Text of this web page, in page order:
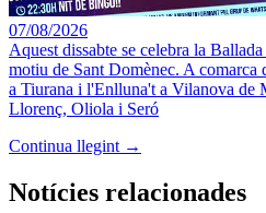
07/08/2026
Aquest dissabte se celebra la
motiu de Sant Domènec. A comarca
a Tiurana i l'Enlluna't a Vilanova de
Llorenç, Oliola i Seró
Continua llegint →
Notícies relacionades